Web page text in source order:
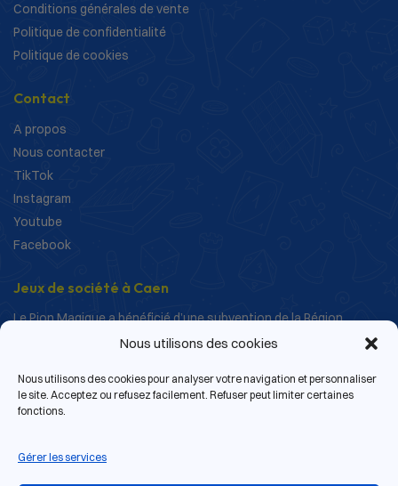
Nous utilisons des cookies
Nous utilisons des cookies pour analyser votre navigation et personnaliser
le site. Acceptez ou refusez facilement. Refuser peut limiter certaines
fonctions.
Gérer les services
Conditions générales de vente
Politique de confidentialité
Politique de cookies
Contact
A propos
Nous contacter
TikTok
Instagram
Youtube
Facebook
Jeux de société à Caen
Le Pion Magique a bénéficié d’une subvention de la Région
Normandie dans le cadre de ses actions de structuration et de